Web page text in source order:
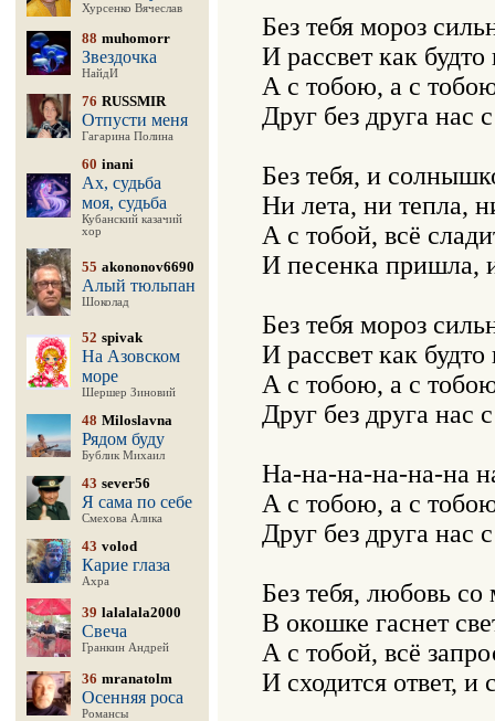
Хурсенко Вячеслав
88 muhomorr
Звездочка
НайдИ
76 RUSSMIR
Отпусти меня
Гагарина Полина
60 inani
Ах, судьба
моя, судьба
Кубанский казачий
хор
55 akononov6690
Алый тюльпан
Шоколад
52 spivak
На Азовском
море
Шершер Зиновий
48 Miloslavna
Рядом буду
Бублик Михаил
43 sever56
Я сама по себе
Смехова Алика
43 volod
Карие глаза
Ахра
39 lalalala2000
Свеча
Гранкин Андрей
36 mranatolm
Осенняя роса
Романсы
Без тебя мороз
И рассвет как будто
А с тобою, а с
Друг без друга нас
Без тебя, и
Ни лета, ни тепла,
А с тобой, всё
И песенка пришла,
Без тебя мороз
И рассвет как будто
А с тобою, а с
Друг без друга нас
На-на-на-на-на-на
А с тобою, а с
Друг без друга нас
Без тебя, любовь
В окошке гаснет
А с тобой, всё
И сходится ответ, и